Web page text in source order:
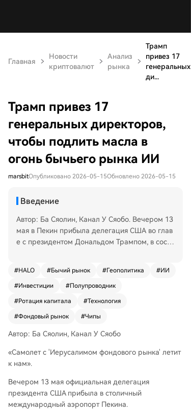
Главная
Новости
криптовалют
Анализ
рынка
Трамп
привез 17
генеральных
ди...
Трамп привез 17
генеральных директоров,
чтобы подлить масла в
огонь бычьего рынка ИИ
marsbitОпубликовано 2026-05-15Обновлено 2026-05-15
Введение
Автор: Ба Сяолин, Канал У Сяобо. Вечером 13
мая в Пекин прибыла делегация США во глав
е с президентом Дональдом Трампом, в соста
я Илона Маска и Дженсена Хуанга. Общая ры
ночная капитализация их компаний превышае
т 10 трлн долларов. Этот визит рассматривает
горячего бычьего рынка, связанного с искусст
венным интеллектом (ИИ). В настоящее время
ю «переключения с высокого на высокое»: ка
питал не перетекает из перегретых секторов
оваться в ещё более перспективных и растущ
их направлениях ИИ, создавая эффект снежно
го кома. С апреля по середину мая в Китае ро
#HALO #Бычий рынок #Геополитика #ИИ
#Инвестиции #Полупроводник
#Ротация капитала #Технология
#Фондовый рынок #Чипы
Автор: Ба Сяолин, Канал У Сяобо
«Самолет с 'Иерусалимом фондового рынка' летит
к нам».
Вечером 13 мая официальная делегация
президента США прибыла в столичный
международный аэропорт Пекина.